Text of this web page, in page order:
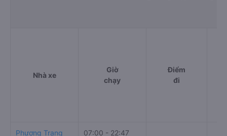
Nhà xe
Giờ
chạy
Điểm
đi
Phương Trang 07:00 - 22:47